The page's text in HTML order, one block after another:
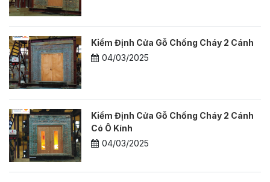
Kiểm Định Cửa Gỗ Chống Cháy 2 Cánh
04/03/2025
Kiểm Định Cửa Gỗ Chống Cháy 2 Cánh
Có Ô Kính
04/03/2025